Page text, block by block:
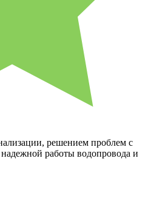
решением проблем с
работы водопровода и